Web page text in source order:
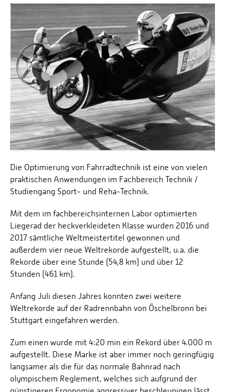
Personalvertretungen
Schwerbehindertenvertretungen
Informationssicherheit
Personalentwicklung
Personensuche
Die Optimierung von Fahrradtechnik ist eine von vielen
praktischen Anwendungen im Fachbereich Technik /
Studiengang Sport- und Reha-Technik.
Mit dem im fachbereichsinternen Labor optimierten
Liegerad der heckverkleideten Klasse wurden 2016 und
2017 sämtliche Weltmeistertitel gewonnen und
außerdem vier neue Weltrekorde aufgestellt, u.a. die
Rekorde über eine Stunde (54,8 km) und über 12
Stunden (461 km).
Anfang Juli diesen Jahres konnten zwei weitere
Weltrekorde auf der Radrennbahn von Öschelbronn bei
Stuttgart eingefahren werden.
Zum einen wurde mit 4:20 min ein Rekord über 4.000 m
aufgestellt. Diese Marke ist aber immer noch geringfügig
langsamer als die für das normale Bahnrad nach
olympischem Reglement, welches sich aufgrund der